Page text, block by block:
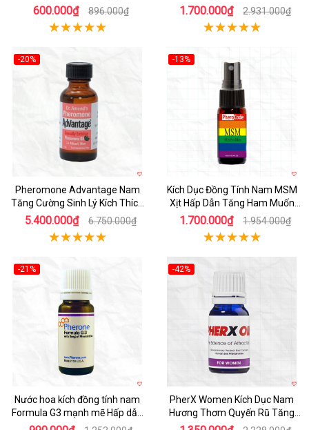
Mạnh Mẽ
600.000₫ 896.000₫
Yêu
1.700.000₫ 2.931.000₫
-20%
Pheromone Advantage Nam
Tăng Cường Sinh Lý Kích Thích
Mạnh Mẽ 30ml Chính Hãng
5.400.000₫ 6.750.000₫
-13%
Kích Dục Đồng Tính Nam MSM
Xịt Hấp Dẫn Tăng Ham Muốn
Nam
1.700.000₫ 1.954.000₫
-21%
Nước hoa kích đồng tính nam
Formula G3 mạnh mẽ Hấp dẫn
Tự nhiên Pheromone
-42%
PherX Women Kích Dục Nam
Hương Thơm Quyến Rũ Tăng
Ham Muốn